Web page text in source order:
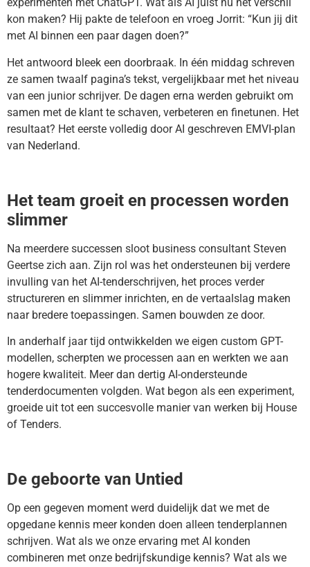
experimenten met ChatGPT. Wat als AI juist nu het verschil
kon maken? Hij pakte de telefoon en vroeg Jorrit: “Kun jij dit
met AI binnen een paar dagen doen?”
Het antwoord bleek een doorbraak. In één middag schreven
ze samen twaalf pagina’s tekst, vergelijkbaar met het niveau
van een junior schrijver. De dagen erna werden gebruikt om
samen met de klant te schaven, verbeteren en finetunen. Het
resultaat? Het eerste volledig door AI geschreven EMVI-plan
van Nederland.
Het team groeit en processen worden
slimmer
Na meerdere successen sloot business consultant Steven
Geertse zich aan. Zijn rol was het ondersteunen bij verdere
invulling van het AI-tenderschrijven, het proces verder
structureren en slimmer inrichten, en de vertaalslag maken
naar bredere toepassingen. Samen bouwden ze door.
In anderhalf jaar tijd ontwikkelden we eigen custom GPT-
modellen, scherpten we processen aan en werkten we aan
hogere kwaliteit. Meer dan dertig AI-ondersteunde
tenderdocumenten volgden. Wat begon als een experiment,
groeide uit tot een succesvolle manier van werken bij House
of Tenders.
De geboorte van Untied
Op een gegeven moment werd duidelijk dat we met de
opgedane kennis meer konden doen alleen tenderplannen
schrijven. Wat als we onze ervaring met AI konden
combineren met onze bedrijfskundige kennis? Wat als we